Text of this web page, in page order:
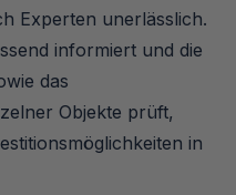
Experten unerlässlich.
informiert und die
das
Objekte prüft,
in